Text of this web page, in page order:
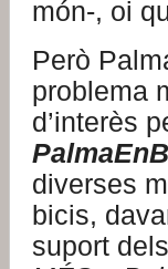
món-, oi
Però
problema
d’interès
diverses
bicis,
suport